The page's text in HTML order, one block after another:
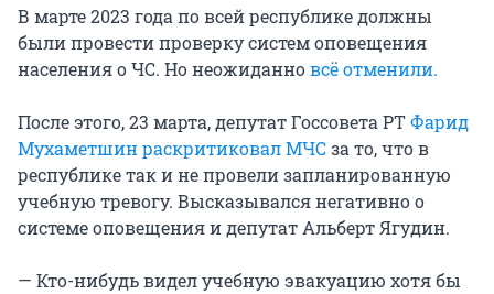
В марте 2023 года по всей республике должны
были провести проверку систем оповещения
населения о ЧС. Но неожиданновсё отменили.
После этого, 23 марта, депутат Госсовета РТФарид
Мухаметшин раскритиковал МЧСза то, что в
республике так и не провели запланированную
учебную тревогу. Высказывался негативно о
системе оповещения и депутат Альберт Ягудин.
— Кто-нибудь видел учебную эвакуацию хотя бы